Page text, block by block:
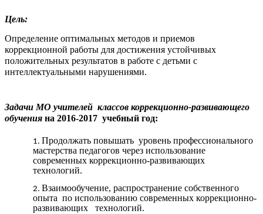
Цель:
Определение оптимальных методов и приемов
коррекционной работы для достижения устойчивых
положительных результатов в работе с детьми с
интеллектуальными нарушениями.
Задачи МО учителей классов коррекционно-развивающего
обучения на 2016-2017 учебный год:
Продолжать повышать уровень профессионального
мастерства педагогов через использование
современных коррекционно-развивающих
технологий.
Взаимообучение, распространение собственного
опыта по использованию современных коррекционно-
развивающих технологий.